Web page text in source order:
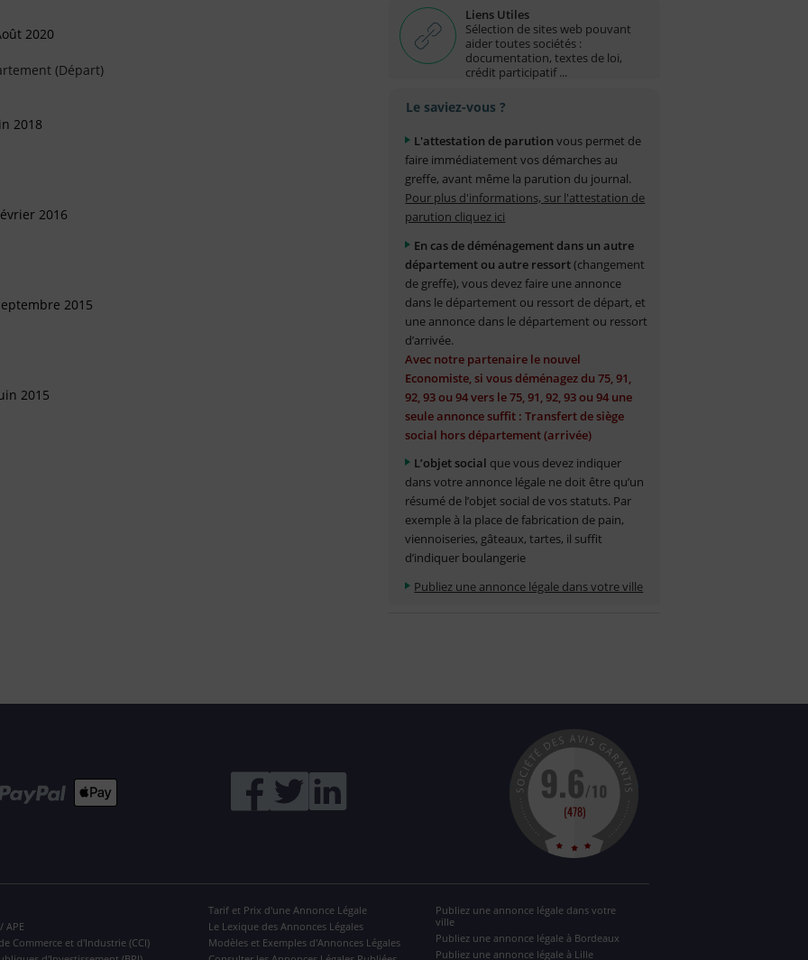
2020
(Départ)
2018
2016
2015
2015
Liens Utiles
Sélection de sites web pouvant
aider toutes sociétés :
documentation, textes de loi,
crédit participatif ...
Le saviez-vous ?
L'attestation de parution vous permet de
faire immédiatement vos démarches au
greffe, avant même la parution du journal.
Pour plus d'informations, sur l'attestation de
parution cliquez ici
En cas de déménagement dans un autre
département ou autre ressort(changement
de greffe), vous devez faire une annonce
dans le département ou ressort de départ, et
une annonce dans le département ou ressort
d’arrivée.
Avec notre partenaire le nouvel
Economiste, si vous déménagez du 75, 91,
92, 93 ou 94 vers le 75, 91, 92, 93 ou 94 une
seule annonce suffit : Transfert de siège
social hors département (arrivée)
L’objet social que vous devez indiquer
dans votre annonce légale ne doit être qu’un
résumé de l’objet social de vos statuts. Par
exemple à la place de fabrication de pain,
viennoiseries, gâteaux, tartes, il suffit
d’indiquer boulangerie
Publiez une annonce légale dans votre ville
APE
Commerce et d'Industrie (CCI)
Tarif et Prix d'une Annonce Légale
Le Lexique des Annonces Légales
Modèles et Exemples d'Annonces Légales
Publiez une annonce légale dans votre
ville
Publiez une annonce légale à Bordeaux
Publiez une annonce légale à Lille